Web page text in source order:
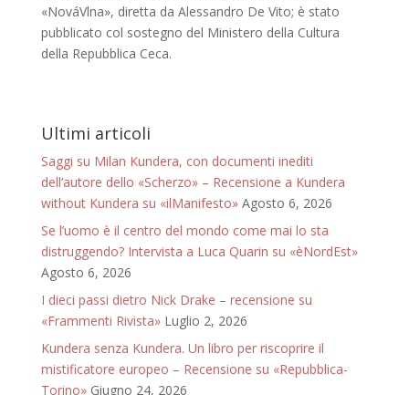
«NováVlna», diretta da Alessandro De Vito; è stato
pubblicato col sostegno del Ministero della Cultura
della Repubblica Ceca.
Ultimi articoli
Saggi su Milan Kundera, con documenti inediti
dell’autore dello «Scherzo» – Recensione a Kundera
without Kundera su «ilManifesto» Agosto 6, 2026
Se l’uomo è il centro del mondo come mai lo sta
distruggendo? Intervista a Luca Quarin su «èNordEst»
Agosto 6, 2026
I dieci passi dietro Nick Drake – recensione su
«Frammenti Rivista» Luglio 2, 2026
Kundera senza Kundera. Un libro per riscoprire il
mistificatore europeo – Recensione su «Repubblica-
Torino» Giugno 24, 2026